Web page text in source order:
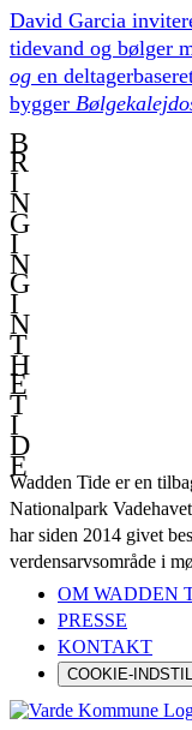
David Garcia
tidevand og bølger
og en
bygger
B
R
I
N
G
I
N
G
I
N
T
H
E
T
I
D
E
Wadden Tide er en
Nationalpark
har siden 2014 givet
verdensarvsområde i
OM WADDEN
PRESSE
KONTAKT
COOKIE-